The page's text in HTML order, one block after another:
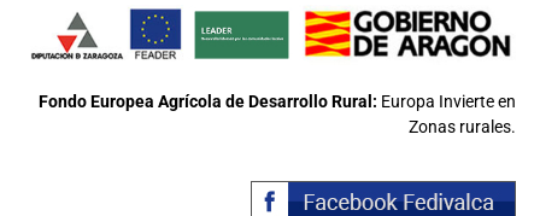
Fondo Europea Agrícola de Desarrollo Rural: Europa Invierte en
Zonas rurales.